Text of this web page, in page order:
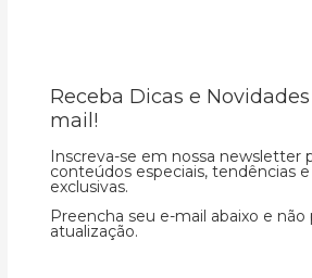
Receba Dicas e
mail!
Inscreva-se em nossa newsletter
conteúdos especiais, tendências
exclusivas.
Preencha seu e-mail abaixo e
atualização.